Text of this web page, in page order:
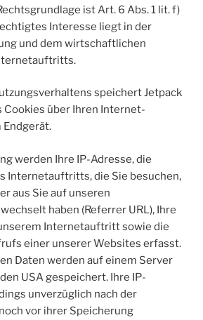
ist Art. 6 Abs. 1 lit. f)
Interesse liegt in der
und dem wirtschaftlichen
speichert Jetpack
Cookies über Ihren Internet-
Endgerät.
werden Ihre IP-Adresse, die
Internetauftritts, die Sie besuchen,
aus Sie auf unseren
haben (Referrer URL), Ihre
Internetauftritt sowie die
einer unserer Websites erfasst.
Daten werden auf einem Server
USA gespeichert. Ihre IP-
unverzüglich nach der
vor ihrer Speicherung